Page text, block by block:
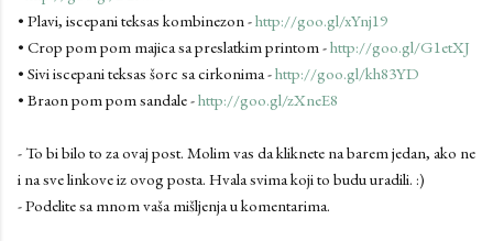
• Plavi, iscepani teksas kombinezon -http://goo.gl/xYnj19
• Crop pom pom majica sa preslatkim printom -http://goo.gl/G1etXJ
• Sivi iscepani teksas šorc sa cirkonima -http://goo.gl/kh83YD
• Braon pom pom sandale -http://goo.gl/zXneE8
- To bi bilo to za ovaj post. Molim vas da kliknete na barem jedan, ako ne
i na sve linkove iz ovog posta. Hvala svima koji to budu uradili. :)
- Podelite sa mnom vaša mišljenja u komentarima.